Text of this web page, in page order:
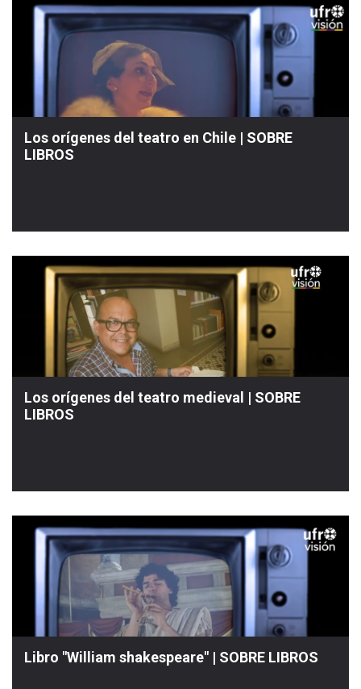
Los orígenes del teatro en Chile | SOBRE
LIBROS
Los orígenes del teatro medieval | SOBRE
LIBROS
Libro "William shakespeare" | SOBRE LIBROS